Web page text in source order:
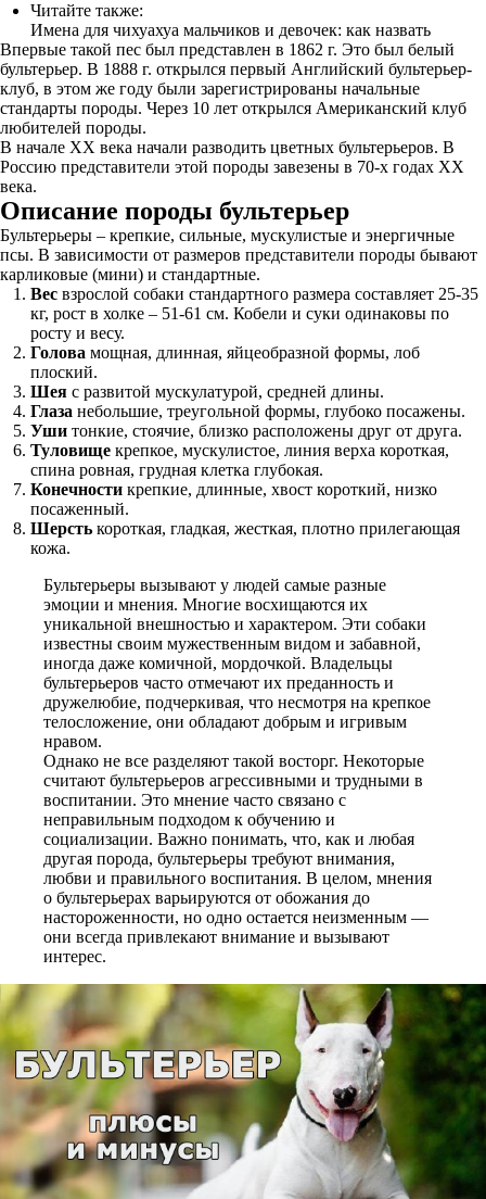
Читайте также:
Имена для чихуахуа мальчиков и девочек: как назвать
Впервые такой пес был представлен в 1862 г. Это был белый
бультерьер. В 1888 г. открылся первый Английский бультерьер-
клуб, в этом же году были зарегистрированы начальные
стандарты породы. Через 10 лет открылся Американский клуб
любителей породы.
В начале XX века начали разводить цветных бультерьеров. В
Россию представители этой породы завезены в 70-х годах XX
века.
Описание породы бультерьер
Бультерьеры – крепкие, сильные, мускулистые и энергичные
псы. В зависимости от размеров представители породы бывают
карликовые (мини) и стандартные.
Вес взрослой собаки стандартного размера составляет 25-35
кг, рост в холке – 51-61 см. Кобели и суки одинаковы по
росту и весу.
Голова мощная, длинная, яйцеобразной формы, лоб
плоский.
Шея с развитой мускулатурой, средней длины.
Глаза небольшие, треугольной формы, глубоко посажены.
Уши тонкие, стоячие, близко расположены друг от друга.
Туловище крепкое, мускулистое, линия верха короткая,
спина ровная, грудная клетка глубокая.
Конечности крепкие, длинные, хвост короткий, низко
посаженный.
Шерсть короткая, гладкая, жесткая, плотно прилегающая
кожа.
Бультерьеры вызывают у людей самые разные
эмоции и мнения. Многие восхищаются их
уникальной внешностью и характером. Эти собаки
известны своим мужественным видом и забавной,
иногда даже комичной, мордочкой. Владельцы
бультерьеров часто отмечают их преданность и
дружелюбие, подчеркивая, что несмотря на крепкое
телосложение, они обладают добрым и игривым
нравом.
Однако не все разделяют такой восторг. Некоторые
считают бультерьеров агрессивными и трудными в
воспитании. Это мнение часто связано с
неправильным подходом к обучению и
социализации. Важно понимать, что, как и любая
другая порода, бультерьеры требуют внимания,
любви и правильного воспитания. В целом, мнения
о бультерьерах варьируются от обожания до
настороженности, но одно остается неизменным —
они всегда привлекают внимание и вызывают
интерес.